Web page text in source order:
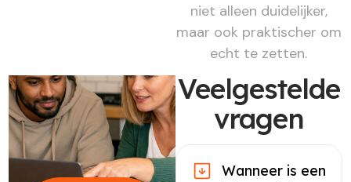
niet alleen duidelijker,
maar ook praktischer om
echt te zetten.
Veelgestelde
vragen
Wanneer is een